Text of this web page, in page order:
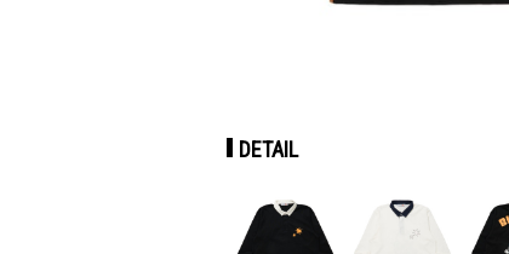
DETAIL